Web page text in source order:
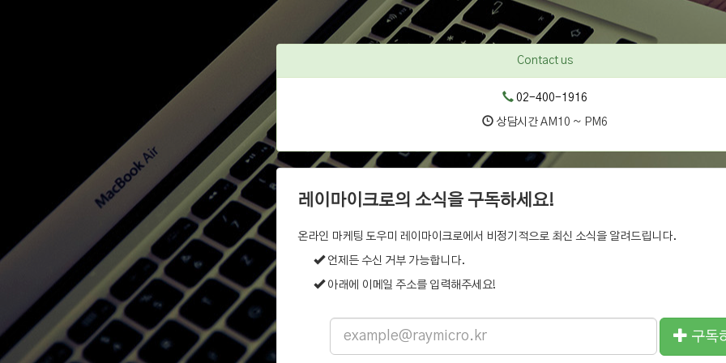
Contact us
02-400-1916
상담시간 AM10 ~ PM6
레이마이크로의 소식을 구독하세요!
온라인 마케팅 도우미 레이마이크로에서 비정기적으로 최신 소식을 알려드립니다.
언제든 수신 거부 가능합니다.
아래에 이메일 주소를 입력해주세요!
address
구독